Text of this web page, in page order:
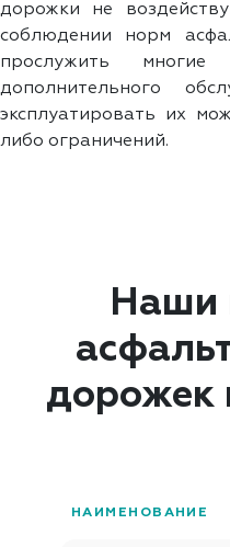
дорожки не
соблюдении норм
прослужить
дополнительного
эксплуатировать их
либо ограничений.
Наши
дорожек
НАИМЕНОВАНИЕ